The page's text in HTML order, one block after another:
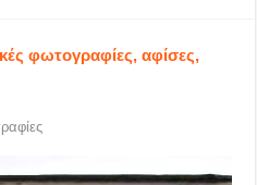
φωτογραφίες, αφίσες,